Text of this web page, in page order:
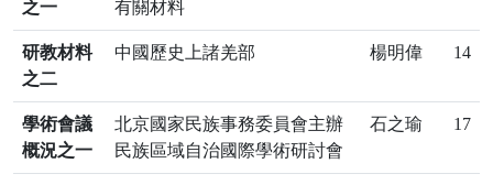
之一
有關材料
研教材料
之二
中國歷史上諸羌部 楊明偉 14
學術會議
概況之一
北京國家民族事務委員會主辦
民族區域自治國際學術研討會
石之瑜 17